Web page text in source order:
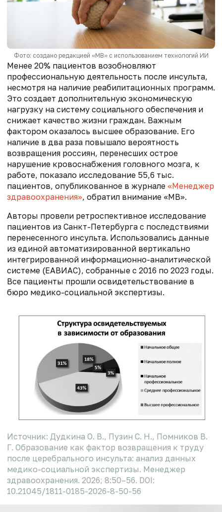
Фото: создано редакцией «МВ» с использованием технологий ИИ
Менее 20% пациентов возобновляют
профессиональную деятельность после инсульта,
несмотря на наличие реабилитационных программ.
Это создает дополнительную экономическую
нагрузку на систему социального обеспечения и
снижает качество жизни граждан. Важным
фактором оказалось высшее образование. Его
наличие в два раза повышало вероятность
возвращения россиян, перенесших острое
нарушение кровоснабжения головного мозга, к
работе, показало исследование 55,6 тыс.
пациентов, опубликованное в журнале «Менеджер
здравоохранения», обратил внимание «МВ».
Авторы провели ретроспективное исследование
пациентов из Санкт-Петербурга с последствиями
перенесенного инсульта. Использовались данные
из единой автоматизированной вертикально
интегрированной информационно-аналитической
системе (ЕАВИАС), собранные с 2016 по 2023 годы.
Все пациенты прошли освидетельствование в
бюро медико-социальной экспертизы.
Источник: Дудкина О. В., Пузин С. Н., Помников В.
Г. Образование как фактор возвращения к труду
после церебрального инсульта: анализ данных
медико-социальной экспертизы. Менеджер
здравоохранения. 2026; 8:50–56. DOI:
10.21045/1811-0185-2026-8-50-56